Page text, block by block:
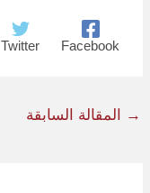
Facebook
Twitter
→ المقالة السابقة